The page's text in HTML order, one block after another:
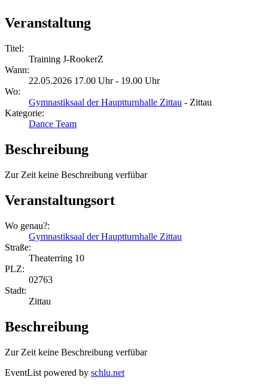
Veranstaltung
Titel:
Training J-RookerZ
Wann:
22.05.2026 17.00 Uhr - 19.00 Uhr
Wo:
Gymnastiksaal der Hauptturnhalle Zittau - Zittau
Kategorie:
Dance Team
Beschreibung
Zur Zeit keine Beschreibung verfübar
Veranstaltungsort
Wo genau?:
Gymnastiksaal der Hauptturnhalle Zittau
Straße:
Theaterring 10
PLZ:
02763
Stadt:
Zittau
Beschreibung
Zur Zeit keine Beschreibung verfübar
EventList powered by schlu.net